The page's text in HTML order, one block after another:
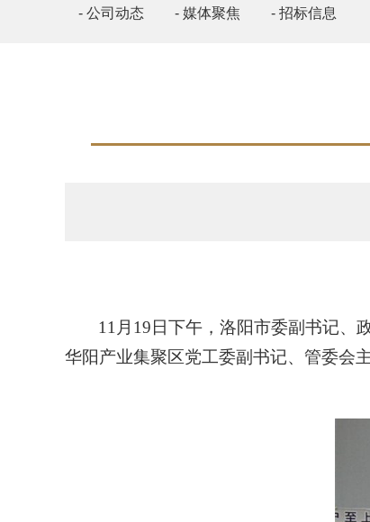
- 公司动态 - 媒体聚焦 - 招标信息
11月19日下午，洛阳市委副书记、
华阳产业集聚区党工委副书记、管委会